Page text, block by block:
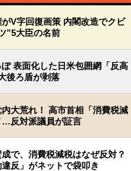
V字回復画策 内閣改造でクビ
”5大臣の名前
表面化した日米包囲網「反高
後ろ盾が剥落
大荒れ！ 高市首相「消費税減
…反対派議員が証言
成で、消費税減税はなぜ反対？
反」がネットで袋叩き